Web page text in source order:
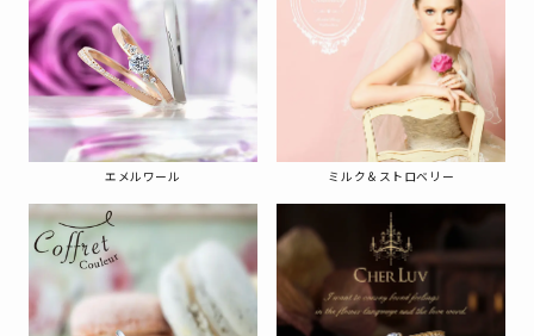
エメルワール ミルク＆ストロベリー